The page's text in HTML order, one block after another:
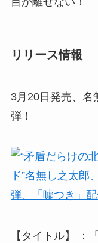
リリース情報
3月20日発売、名
弾！
【タイトル】 ：